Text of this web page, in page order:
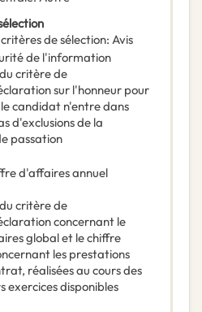
de sélection: Avis
de l'information
critère de
sur l'honneur pour
candidat n'entre dans
d'exclusions de la
passation
d'affaires annuel
critère de
concernant le
global et le chiffre
les prestations
réalisées au cours des
exercices disponibles